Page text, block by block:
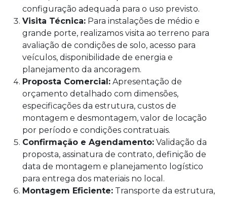
configuração adequada para o uso previsto.
Visita Técnica: Para instalações de médio e
grande porte, realizamos visita ao terreno para
avaliação de condições de solo, acesso para
veículos, disponibilidade de energia e
planejamento da ancoragem.
Proposta Comercial: Apresentação de
orçamento detalhado com dimensões,
especificações da estrutura, custos de
montagem e desmontagem, valor de locação
por período e condições contratuais.
Confirmação e Agendamento: Validação da
proposta, assinatura de contrato, definição de
data de montagem e planejamento logístico
para entrega dos materiais no local.
Montagem Eficiente: Transporte da estrutura,